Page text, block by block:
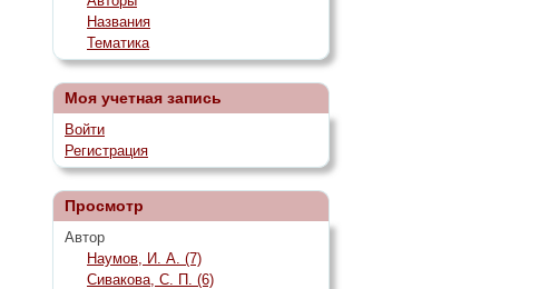
Названия
Тематика
Моя учетная запись
Войти
Регистрация
Просмотр
Автор
Наумов, И. А. (7)
Сивакова, С. П. (6)